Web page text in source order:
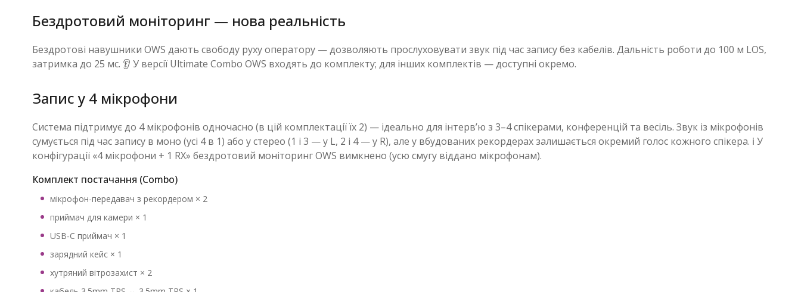
Бездротовий моніторинг — нова реальність
Бездротові навушники OWS дають свободу руху оператору — дозволяють прослуховувати звук під час запису без кабелів. Дальність роботи до 100 м LOS,
затримка до 25 мс. 👂 У версії Ultimate Combo OWS входять до комплекту; для інших комплектів — доступні окремо.
Запис у 4 мікрофони
Система підтримує до 4 мікрофонів одночасно (в цій комплектації їх 2) — ідеально для інтерв’ю з 3–4 спікерами, конференцій та весіль. Звук із мікрофонів
сумується під час запису в моно (усі 4 в 1) або у стерео (1 і 3 — у L, 2 і 4 — у R), але у вбудованих рекордерах залишається окремий голос кожного спікера. ℹ️ У
конфігурації «4 мікрофони + 1 RX» бездротовий моніторинг OWS вимкнено (усю смугу віддано мікрофонам).
Комплект постачання (Combo)
мікрофон-передавач з рекордером × 2
приймач для камери × 1
USB‑C приймач × 1
зарядний кейс × 1
хутряний вітрозахист × 2